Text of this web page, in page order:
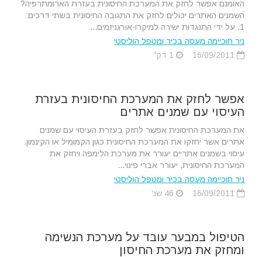
האומנם אפשר לחזק את המערכת החיסונית בעזרת הארומתרפיה?
השמנים האתרים יכולים לחזק את התגובה החיסונית בשתי דרכים:
1. על ידי התנגדות ישירה למיקרו-אורגניזמים...
ניר חוכיימה מעסה בכיר ומטפל הוליסטי
אפשר לחזק את המערכת החיסונית בעזרת
העיסוי עם שמנים אתרים
את המערכת החיסונית אפשר לחזק בעזרת העיסוי עם שמנים
אתרים אשר יחזקו את המערכת החיסונית כגון הקמומיל או הקינמון.
עיסוי בשמנים אתריים יעורר את מערכת הלימפה ויחזק את
המערכת החיסונית, יעורר אברי פינוי...
ניר חוכיימה מעסה בכיר ומטפל הוליסטי
הטיפול במבער עובד על מערכת הנשימה
ומחזק את מערכת החיסון